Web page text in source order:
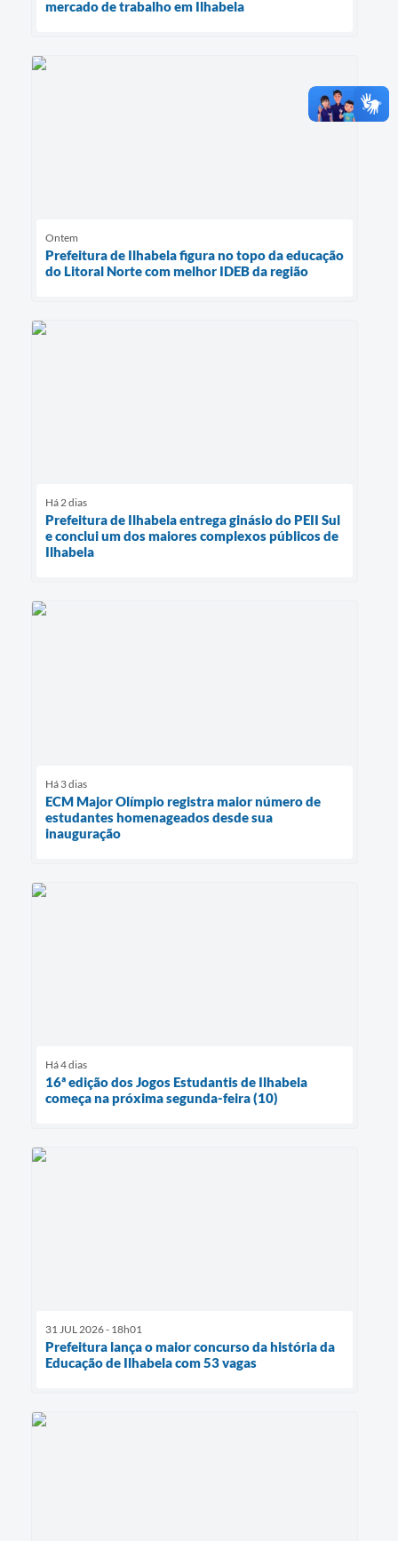
mercado de trabalho em Ilhabela
Ontem
Prefeitura de Ilhabela figura no topo da educação
do Litoral Norte com melhor IDEB da região
Há 2 dias
Prefeitura de Ilhabela entrega ginásio do PEII Sul
e conclui um dos maiores complexos públicos de
Ilhabela
Há 3 dias
ECM Major Olímpio registra maior número de
estudantes homenageados desde sua
inauguração
Há 4 dias
16ª edição dos Jogos Estudantis de Ilhabela
começa na próxima segunda-feira (10)
31 JUL 2026 - 18h01
Prefeitura lança o maior concurso da história da
Educação de Ilhabela com 53 vagas